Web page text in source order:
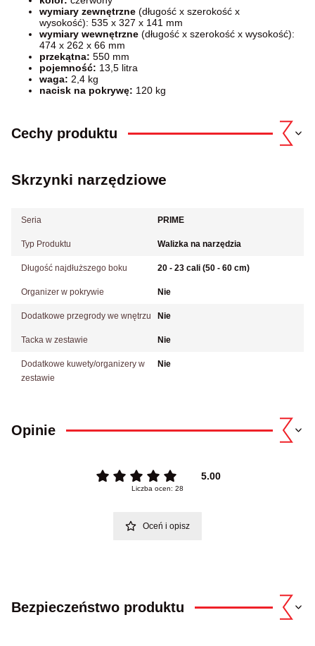
wymiary zewnętrzne (długość x szerokość x
wysokość): 535 x 327 x 141 mm
wymiary wewnętrzne (długość x szerokość x wysokość):
474 x 262 x 66 mm
przekątna: 550 mm
pojemność: 13,5 litra
waga: 2,4 kg
nacisk na pokrywę: 120 kg
Cechy produktu
Skrzynki narzędziowe
Seria PRIME
Typ Produktu Walizka na narzędzia
Długość najdłuższego boku 20 - 23 cali (50 - 60 cm)
Organizer w pokrywie Nie
Dodatkowe przegrody we wnętrzu Nie
Tacka w zestawie Nie
Dodatkowe kuwety/organizery w
zestawie
Nie
Opinie
5.00
Liczba ocen: 28
Oceń i opisz
Bezpieczeństwo produktu